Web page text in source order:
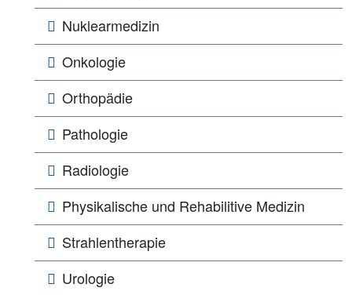
Nuklearmedizin
Onkologie
Orthopädie
Pathologie
Radiologie
Physikalische und Rehabilitive Medizin
Strahlentherapie
Urologie